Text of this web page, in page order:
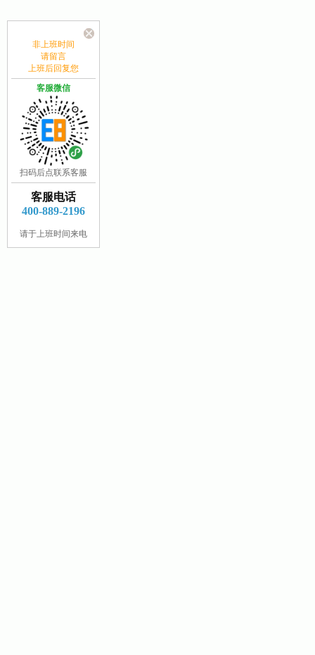
非上班时间
请留言
上班后回复您
客服微信
扫码后点联系客服
客服电话
400-889-2196
请于上班时间来电